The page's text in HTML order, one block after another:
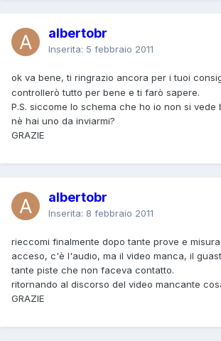
albertobr
Inserita: 5 febbraio 2011
ok va bene, ti ringrazio ancora per i tuoi
controllerò tutto per bene e ti farò sapere.
P.S. siccome lo schema che ho io non si vede
nè hai uno da inviarmi?
GRAZIE
albertobr
Inserita: 8 febbraio 2011
rieccomi finalmente dopo tante prove e
acceso, c'è l'audio, ma il video manca, il
tante piste che non faceva contatto.
ritornando al discorso del video mancante
GRAZIE